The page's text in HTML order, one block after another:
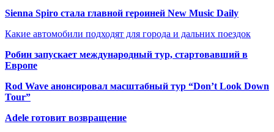
Sienna Spiro стала главной героиней New Music Daily
Какие автомобили подходят для города и дальних поездок
Робин запускает международный тур, стартовавший в
Европе
Rod Wave анонсировал масштабный тур “Don’t Look Down
Tour”
Adele готовит возвращение